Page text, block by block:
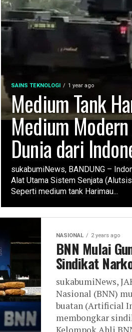
SAINS TEKNOLOGI 1 year ago
Medium Tank
Medium
Dunia dari
sukabumiNews, BANDUNG –
Alat Utama Sistem Senjata
Seperti medium tank Harimau...
NASIONAL 2 years ago
BNN Mulai
Sindikat
sukabumiNews,
Nasional (BNN)
buatan (Artificial
membongkar